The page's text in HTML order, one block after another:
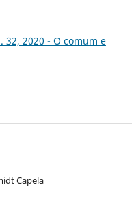
32, 2020 - O comum e
Capela